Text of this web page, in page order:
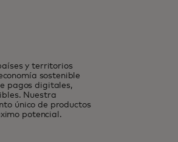
y territorios
sostenible
pagos digitales,
Nuestra
único de productos
potencial.